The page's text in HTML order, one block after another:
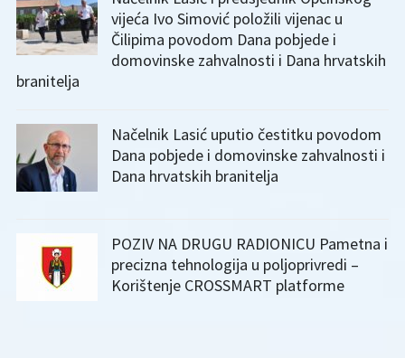
vijeća Ivo Simović položili vijenac u
Čilipima povodom Dana pobjede i
domovinske zahvalnosti i Dana hrvatskih
branitelja
Načelnik Lasić uputio čestitku povodom
Dana pobjede i domovinske zahvalnosti i
Dana hrvatskih branitelja
POZIV NA DRUGU RADIONICU Pametna i
precizna tehnologija u poljoprivredi –
Korištenje CROSSMART platforme